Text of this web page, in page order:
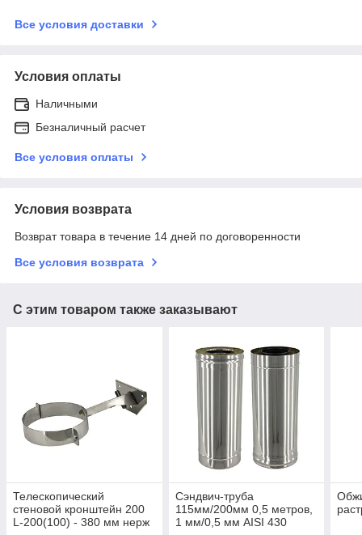
Все условия доставки
Условия оплаты
Наличными
Безналичный расчет
Все условия оплаты
Условия возврата
Возврат товара в течение 14 дней по договоренности
Все условия возврата
С этим товаром также заказывают
Телескопический
стеновой кронштейн 200
L-200(100) - 380 мм нерж
Сэндвич-труба
115мм/200мм 0,5 метров,
1 мм/0,5 мм AISI 430